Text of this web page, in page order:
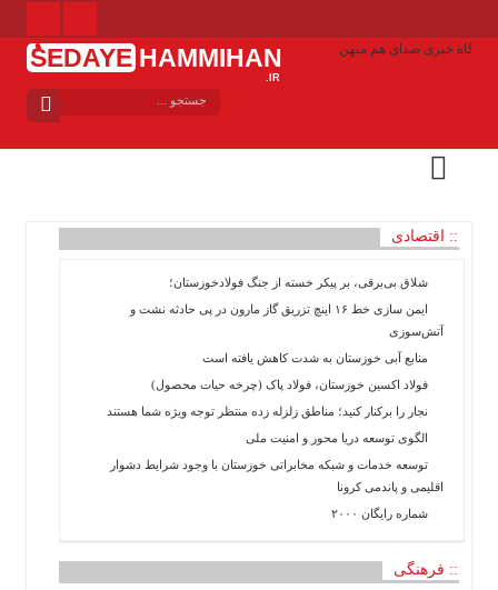
ُSEDAYE HAMMIHAN
.IR
منوی
خانه
فرهنگی
اجتماعی
انتخابات
سریع
:: اقتصادی
شلاق‌ بی‌برقی، بر پیکر خسته‌ از جنگ فولادخوزستان؛
ایمن سازی خط ۱۶ اینچ تزریق گاز مارون در پی حادثه نشت و
آتش‌سوزی
منابع آبی خوزستان به شدت کاهش یافته است
فولاد اکسین خوزستان، فولاد پاک (چرخه حیات محصول)
نجار را برکنار کنید؛ مناطق زلزله زده منتظر توجه ویژه شما هستند
الگوی توسعه دریا محور و امنیت ملی
توسعه خدمات و شبکه مخابراتی خوزستان با وجود شرایط دشوار
اقلیمی و پاندمی کرونا
شماره رایگان ۲۰۰۰
:: فرهنگی